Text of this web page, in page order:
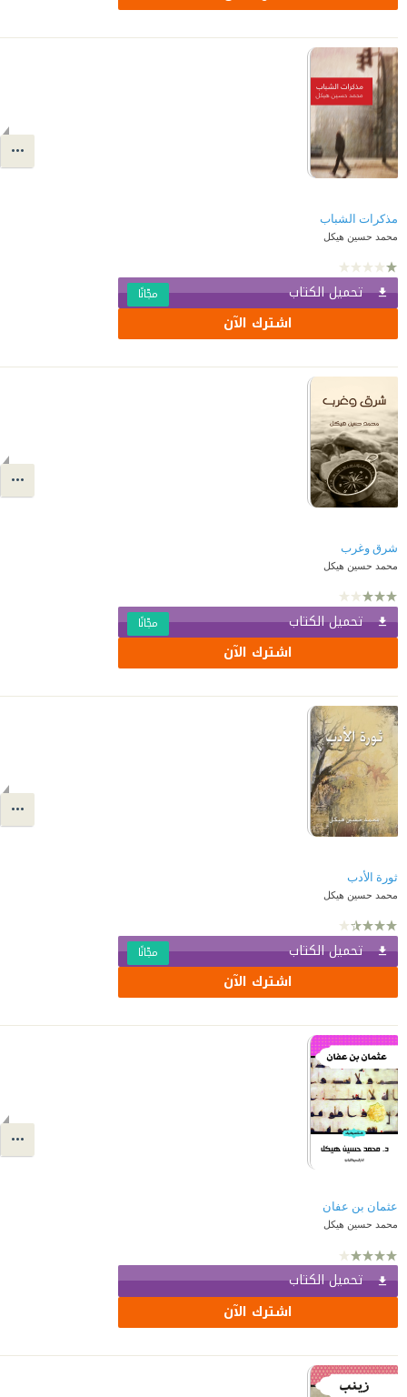
مذكرات الشباب
محمد حسين هيكل
تحميل الكتاب مجّانًا
اشترك الآن
شرق وغرب
محمد حسين هيكل
تحميل الكتاب مجّانًا
اشترك الآن
ثورة الأدب
محمد حسين هيكل
تحميل الكتاب مجّانًا
اشترك الآن
عثمان بن عفان
محمد حسين هيكل
تحميل الكتاب
اشترك الآن